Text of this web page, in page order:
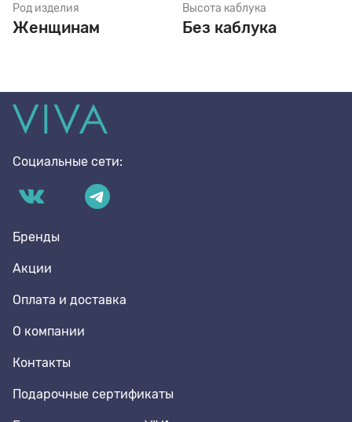
Род изделия
Женщинам
Высота каблука
Без каблука
Социальные сети:
Бренды
Акции
Оплата и доставка
О компании
Контакты
Подарочные сертификаты